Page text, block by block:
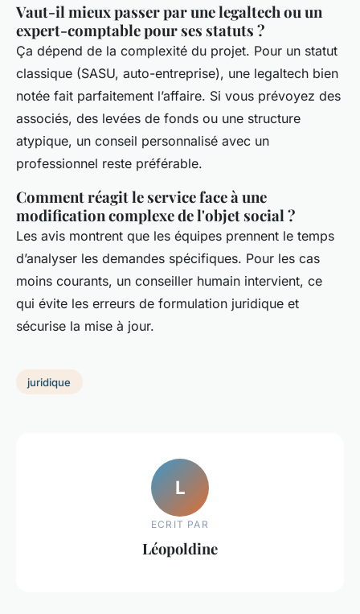
Vaut-il mieux passer par une legaltech ou un
expert-comptable pour ses statuts ?
Ça dépend de la complexité du projet. Pour un statut
classique (SASU, auto-entreprise), une legaltech bien
notée fait parfaitement l’affaire. Si vous prévoyez des
associés, des levées de fonds ou une structure
atypique, un conseil personnalisé avec un
professionnel reste préférable.
Comment réagit le service face à une
modification complexe de l'objet social ?
Les avis montrent que les équipes prennent le temps
d’analyser les demandes spécifiques. Pour les cas
moins courants, un conseiller humain intervient, ce
qui évite les erreurs de formulation juridique et
sécurise la mise à jour.
juridique
L
ECRIT PAR
Léopoldine